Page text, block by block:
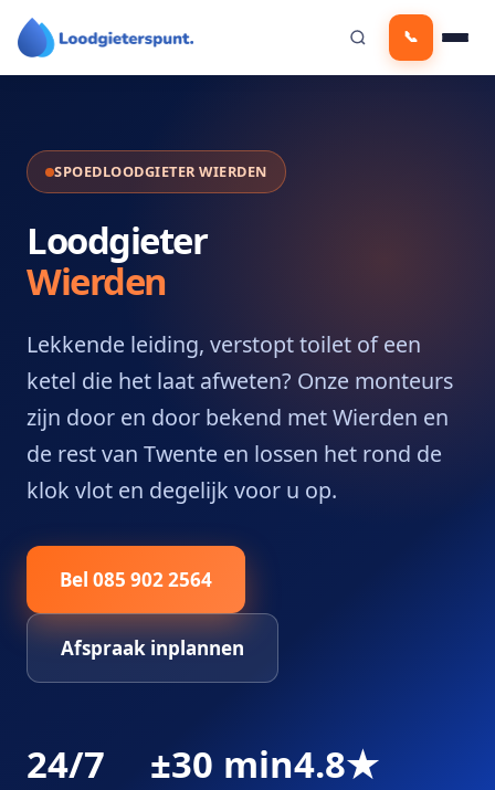
📞
naar
de
SPOEDLOODGIETER WIERDEN
Loodgieter
Wierden
Lekkende leiding, verstopt toilet of een
ketel die het laat afweten? Onze monteurs
zijn door en door bekend met Wierden en
de rest van Twente en lossen het rond de
klok vlot en degelijk voor u op.
Bel 085 902 2564
Afspraak inplannen
24/7 ±30 min4.8★